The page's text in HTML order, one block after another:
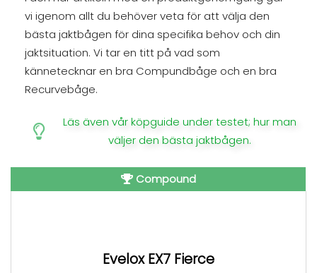
vi igenom allt du behöver veta för att välja den
bästa jaktbågen för dina specifika behov och din
jaktsituation. Vi tar en titt på vad som
kännetecknar en bra Compundbåge och en bra
Recurvebåge.
Läs även vår köpguide under testet; hur man
väljer den bästa jaktbågen.
Compound
Evelox EX7 Fierce